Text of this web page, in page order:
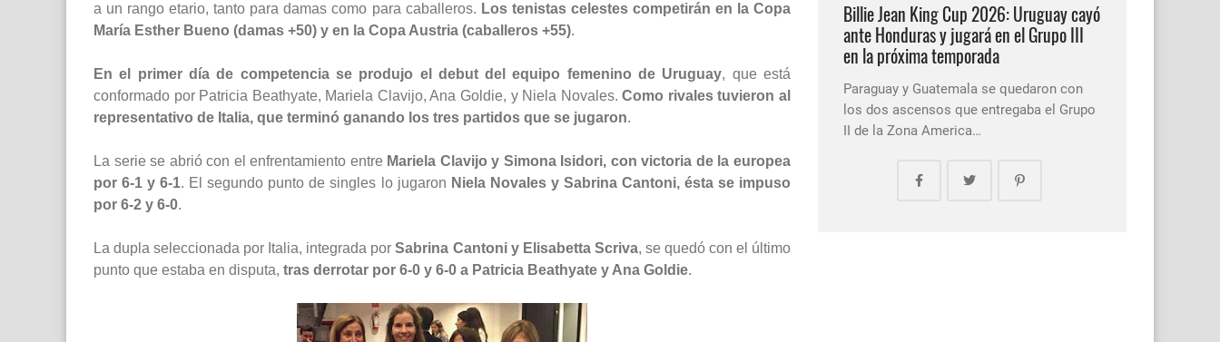
a un rango etario, tanto para damas como para caballeros. Los tenistas celestes competirán en la Copa
María Esther Bueno (damas +50) y en la Copa Austria (caballeros +55).
En el primer día de competencia se produjo el debut del equipo femenino de Uruguay, que está
conformado por Patricia Beathyate, Mariela Clavijo, Ana Goldie, y Niela Novales.Como rivales tuvieron al
representativo de Italia, que terminó ganando los tres partidos que se jugaron.
La serie se abrió con el enfrentamiento entre Mariela Clavijo y Simona Isidori, con victoria de la europea
por 6-1 y 6-1. El segundo punto de singles lo jugaron Niela Novales y Sabrina Cantoni, ésta se impuso
por 6-2 y 6-0.
La dupla seleccionada por Italia, integrada porSabrina Cantoni y Elisabetta Scriva, se quedó con el último
punto que estaba en disputa, tras derrotar por 6-0 y 6-0 a Patricia Beathyate y Ana Goldie.
Billie Jean King Cup 2026: Uruguay cayó
ante Honduras y jugará en el Grupo III
en la próxima temporada
Paraguay y Guatemala se quedaron con
los dos ascensos que entregaba el Grupo
II de la Zona America…